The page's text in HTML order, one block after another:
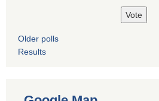
Older polls
Results